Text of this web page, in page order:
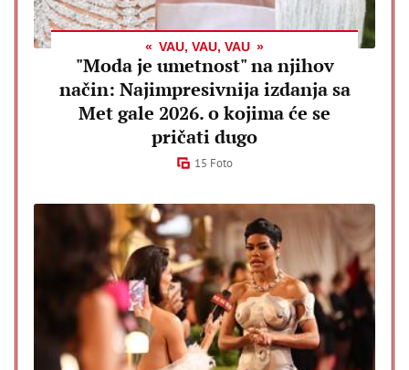
VAU, VAU, VAU
"Moda je umetnost" na njihov
način: Najimpresivnija izdanja sa
Met gale 2026. o kojima će se
pričati dugo
15 Foto